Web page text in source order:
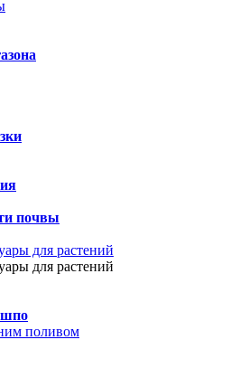
почвы
для растений
для растений
поливом